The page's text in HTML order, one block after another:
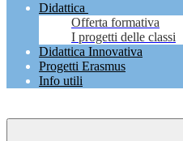
Didattica
Offerta formativa
I progetti delle classi
Didattica Innovativa
Progetti Erasmus
Info utili